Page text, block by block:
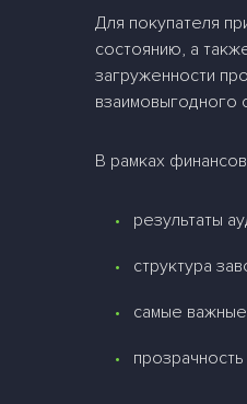
Для покупателя
состоянию, а
загруженности
взаимовыгодного
В рамках
результаты
структура
самые